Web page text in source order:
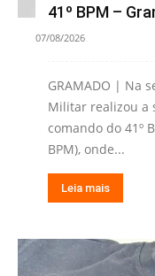
41º BPM –
07/08/2026
GRAMADO | Na
Militar realizou a
comando do 41º
BPM), onde...
Leia mais